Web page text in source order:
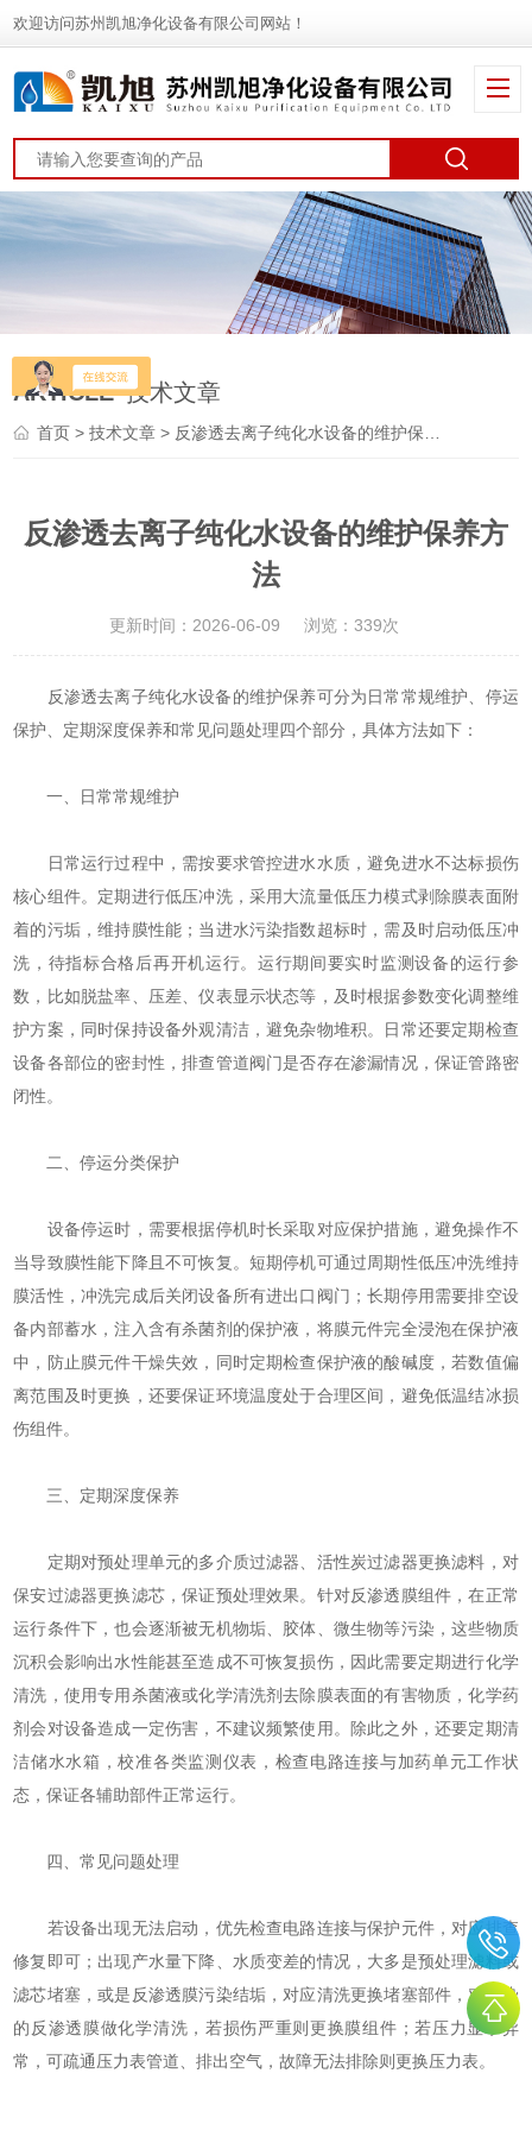
欢迎访问苏州凯旭净化设备有限公司网站！
ARTICLE 技术文章
首页 >技术文章 > 反渗透去离子纯化水设备的维护保养方法
反渗透去离子纯化水设备的维护保养方
法
更新时间：2026-06-09 浏览：339次
反渗透去离子纯化水设备的维护保养可分为‌日常常规维护、停运
保护、定期深度保养和常见问题处理‌四个部分，具体方法如下：
一、日常常规维护
日常运行过程中，需按要求管控进水水质，避免进水不达标损伤
核心组件。定期进行低压冲洗，采用大流量低压力模式剥除膜表面附
着的污垢，维持膜性能；当进水污染指数超标时，需及时启动低压冲
洗，待指标合格后再开机运行。运行期间要实时监测设备的运行参
数，比如脱盐率、压差、仪表显示状态等，及时根据参数变化调整维
护方案，同时保持设备外观清洁，避免杂物堆积。日常还要定期检查
设备各部位的密封性，排查管道阀门是否存在渗漏情况，保证管路密
闭性。
二、停运分类保护
设备停运时，需要根据停机时长采取对应保护措施，避免操作不
当导致膜性能下降且不可恢复。短期停机可通过周期性低压冲洗维持
膜活性，冲洗完成后关闭设备所有进出口阀门；长期停用需要排空设
备内部蓄水，注入含有杀菌剂的保护液，将膜元件完全浸泡在保护液
中，防止膜元件干燥失效，同时定期检查保护液的酸碱度，若数值偏
离范围及时更换，还要保证环境温度处于合理区间，避免低温结冰损
伤组件。
三、定期深度保养
定期对预处理单元的多介质过滤器、活性炭过滤器更换滤料，对
保安过滤器更换滤芯，保证预处理效果。针对反渗透膜组件，在正常
运行条件下，也会逐渐被无机物垢、胶体、微生物等污染，这些物质
沉积会影响出水性能甚至造成不可恢复损伤，因此需要定期进行化学
清洗，使用专用杀菌液或化学清洗剂去除膜表面的有害物质，化学药
剂会对设备造成一定伤害，不建议频繁使用。除此之外，还要定期清
洁储水水箱，校准各类监测仪表，检查电路连接与加药单元工作状
态，保证各辅助部件正常运行。
四、常见问题处理
若设备出现无法启动，优先检查电路连接与保护元件，对应排查
修复即可；出现产水量下降、水质变差的情况，大多是预处理滤料或
滤芯堵塞，或是反渗透膜污染结垢，对应清洗更换堵塞部件，对污染
的反渗透膜做化学清洗，若损伤严重则更换膜组件；若压力显示异
常，可疏通压力表管道、排出空气，故障无法排除则更换压力表。